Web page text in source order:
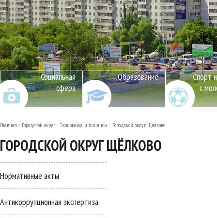
Социальная
сфера
Образование
Спорт
с
Главная Городской округ Экономика и финансы Городской округ Щёлково
ГОРОДСКОЙ ОКРУГ ЩЁЛКОВО
Нормативные акты
Антикоррупционная экспертиза